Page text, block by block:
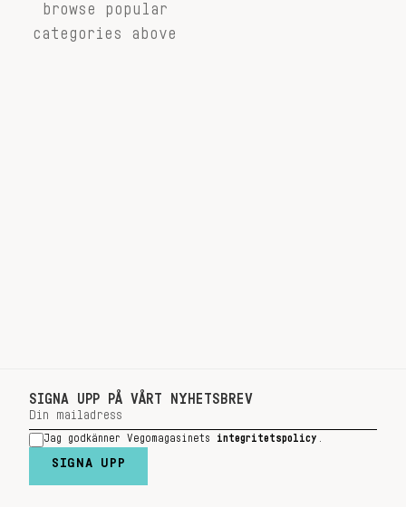
browse popular
categories above
SIGNA UPP PÅ VÅRT NYHETSBREV
Jag godkänner Vegomagasinets integritetspolicy
SIGNA UPP